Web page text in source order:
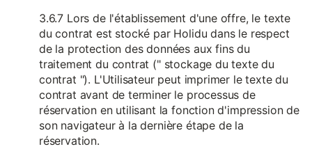
3.6.7 Lors de l'établissement d'une offre, le texte
du contrat est stocké par Holidu dans le respect
de la protection des données aux fins du
traitement du contrat (" stockage du texte du
contrat "). L'Utilisateur peut imprimer le texte du
contrat avant de terminer le processus de
réservation en utilisant la fonction d'impression de
son navigateur à la dernière étape de la
réservation.